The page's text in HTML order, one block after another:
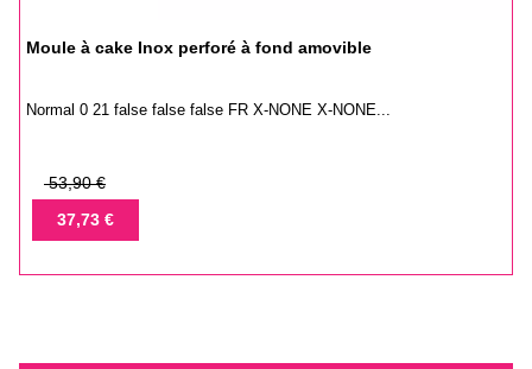
Moule à cake Inox perforé à fond amovible
Normal 0 21 false false false FR X-NONE X-NONE...
Prix
base
53,90 €
Prix37,73 €